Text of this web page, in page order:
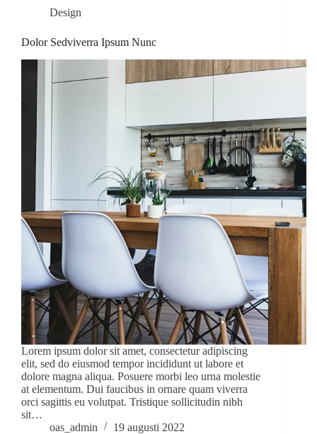
Design
Dolor Sedviverra Ipsum Nunc
Lorem ipsum dolor sit amet, consectetur adipiscing
elit, sed do eiusmod tempor incididunt ut labore et
dolore magna aliqua. Posuere morbi leo urna molestie
at elementum. Dui faucibus in ornare quam viverra
orci sagittis eu volutpat. Tristique sollicitudin nibh
sit…
oas_admin
19 augusti 2022